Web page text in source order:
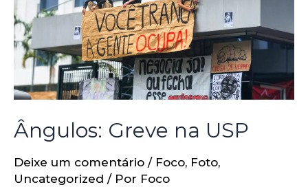
Ângulos: Greve na USP
Deixe um comentário / Foco, Foto,
Uncategorized / Por Foco